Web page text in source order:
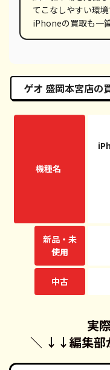
てこなしやすい環
iPhoneの買取も一
ゲオ 盛岡本宮店の
機種名
新品・未
使用
中古
＼ ↓↓
実
編集部